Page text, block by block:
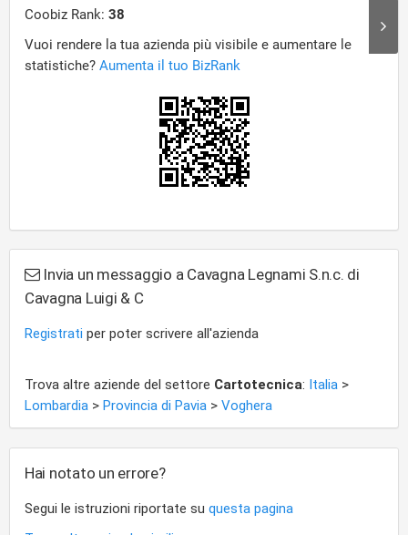
Invia un messaggio a Cavagna Legnami S.n.c. di
Cavagna Luigi & C
Registrati per poter scrivere all'azienda
Trova altre aziende del settore Cartotecnica: Italia >
Lombardia > Provincia di Pavia > Voghera
Hai notato un errore?
Segui le istruzioni riportate su questa pagina